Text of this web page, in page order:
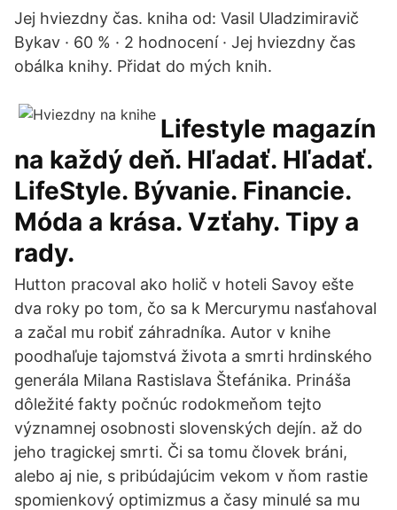
Jej hviezdny čas. kniha od: Vasil Uladzimiravič
Bykav · 60 % · 2 hodnocení · Jej hviezdny čas
obálka knihy. Přidat do mých knih.
Lifestyle magazín
na každý deň. Hľadať. Hľadať.
LifeStyle. Bývanie. Financie.
Móda a krása. Vzťahy. Tipy a
rady.
Hutton pracoval ako holič v hoteli Savoy ešte
dva roky po tom, čo sa k Mercurymu nasťahoval
a začal mu robiť záhradníka. Autor v knihe
poodhaľuje tajomstvá života a smrti hrdinského
generála Milana Rastislava Štefánika. Prináša
dôležité fakty počnúc rodokmeňom tejto
významnej osobnosti slovenských dejín. až do
jeho tragickej smrti. Či sa tomu človek bráni,
alebo aj nie, s pribúdajúcim vekom v ňom rastie
spomienkový optimizmus a časy minulé sa mu